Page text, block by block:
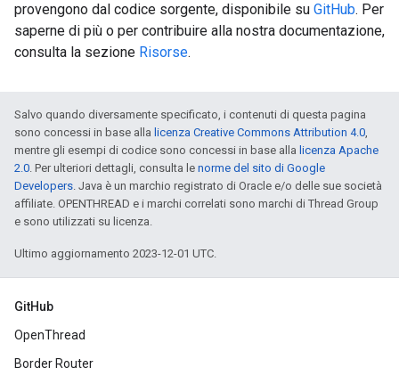
provengono dal codice sorgente, disponibile su GitHub. Per
saperne di più o per contribuire alla nostra documentazione,
consulta la sezione Risorse.
Salvo quando diversamente specificato, i contenuti di questa pagina
sono concessi in base alla licenza Creative Commons Attribution 4.0,
mentre gli esempi di codice sono concessi in base alla licenza Apache
2.0. Per ulteriori dettagli, consulta le norme del sito di Google
Developers. Java è un marchio registrato di Oracle e/o delle sue società
affiliate. OPENTHREAD e i marchi correlati sono marchi di Thread Group
e sono utilizzati su licenza.
Ultimo aggiornamento 2023-12-01 UTC.
GitHub
OpenThread
Border Router